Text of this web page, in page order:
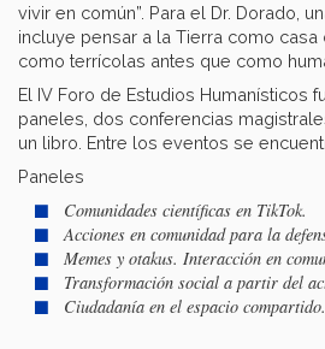
vivir en común”. Para el Dr. Dorado,
incluye pensar a la Tierra como casa
como terrícolas antes que como
El IV Foro de Estudios Humanísticos
paneles, dos conferencias
un libro. Entre los eventos se
Paneles
Comunidades científicas en TikTok.
Acciones en comunidad para la
Memes y otakus. Interacción en
Transformación social a partir del
Ciudadanía en el espacio compartido.